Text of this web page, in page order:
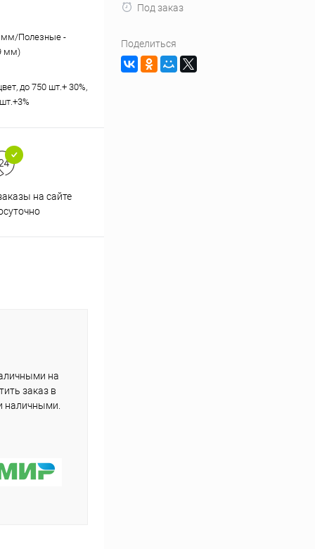
мм/Полезные -
мм)
до 750 шт.+ 30%,
на сайте
на
заказ в
наличными.
Под заказ
Поделиться